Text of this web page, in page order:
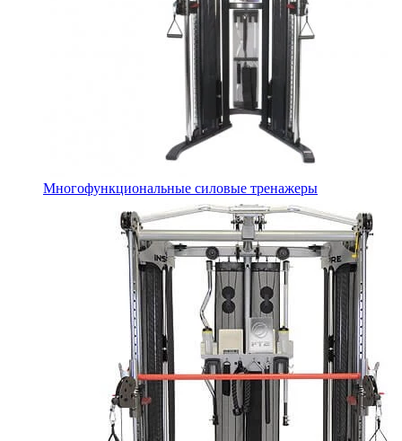
Многофункциональные силовые тренажеры